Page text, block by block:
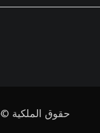
حقوق الملكية ©Cloufone, جميع الحقوق محفوظة